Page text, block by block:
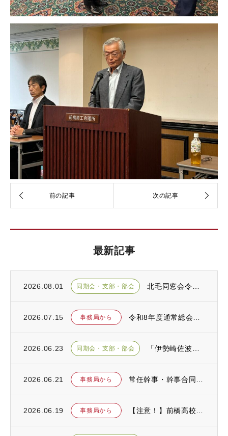
最新記事
2026.08.01 同期会・支部・部会
2026.07.15 事務局から
2026.06.23 同期会・支部・部会
2026.06.21 事務局から
2026.06.19 事務局から